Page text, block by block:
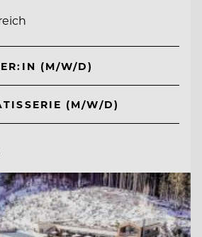
(M/W/D)
(M/W/D)